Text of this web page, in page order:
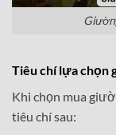
Tiêu chí lựa chọn
Khi chọn mua
tiêu chí sau: